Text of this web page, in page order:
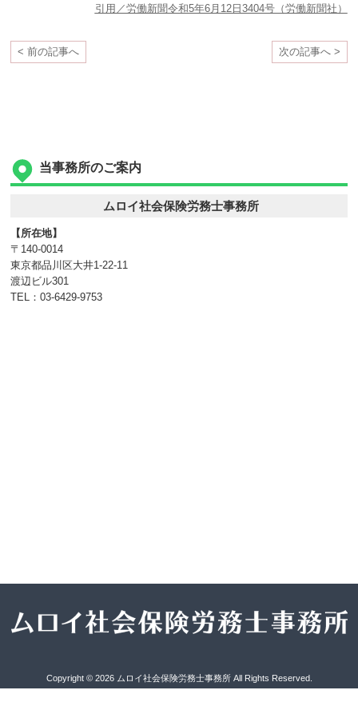
引用／労働新聞令和5年6月12日3404号（労働新聞社）
< 前の記事へ 次の記事へ >
当事務所のご案内
ムロイ社会保険労務士事務所
【所在地】
〒140-0014
東京都品川区大井1-22-11
渡辺ビル301
TEL：03-6429-9753
Copyright © 2026 ムロイ社会保険労務士事務所 All Rights Reserved.